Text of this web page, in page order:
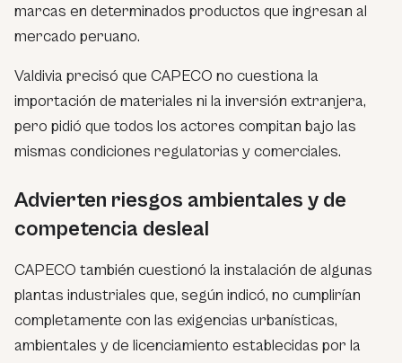
marcas en determinados productos que ingresan al
mercado peruano.
Valdivia precisó que CAPECO no cuestiona la
importación de materiales ni la inversión extranjera,
pero pidió que todos los actores compitan bajo las
mismas condiciones regulatorias y comerciales.
Advierten riesgos ambientales y de
competencia desleal
CAPECO también cuestionó la instalación de algunas
plantas industriales que, según indicó, no cumplirían
completamente con las exigencias urbanísticas,
ambientales y de licenciamiento establecidas por la